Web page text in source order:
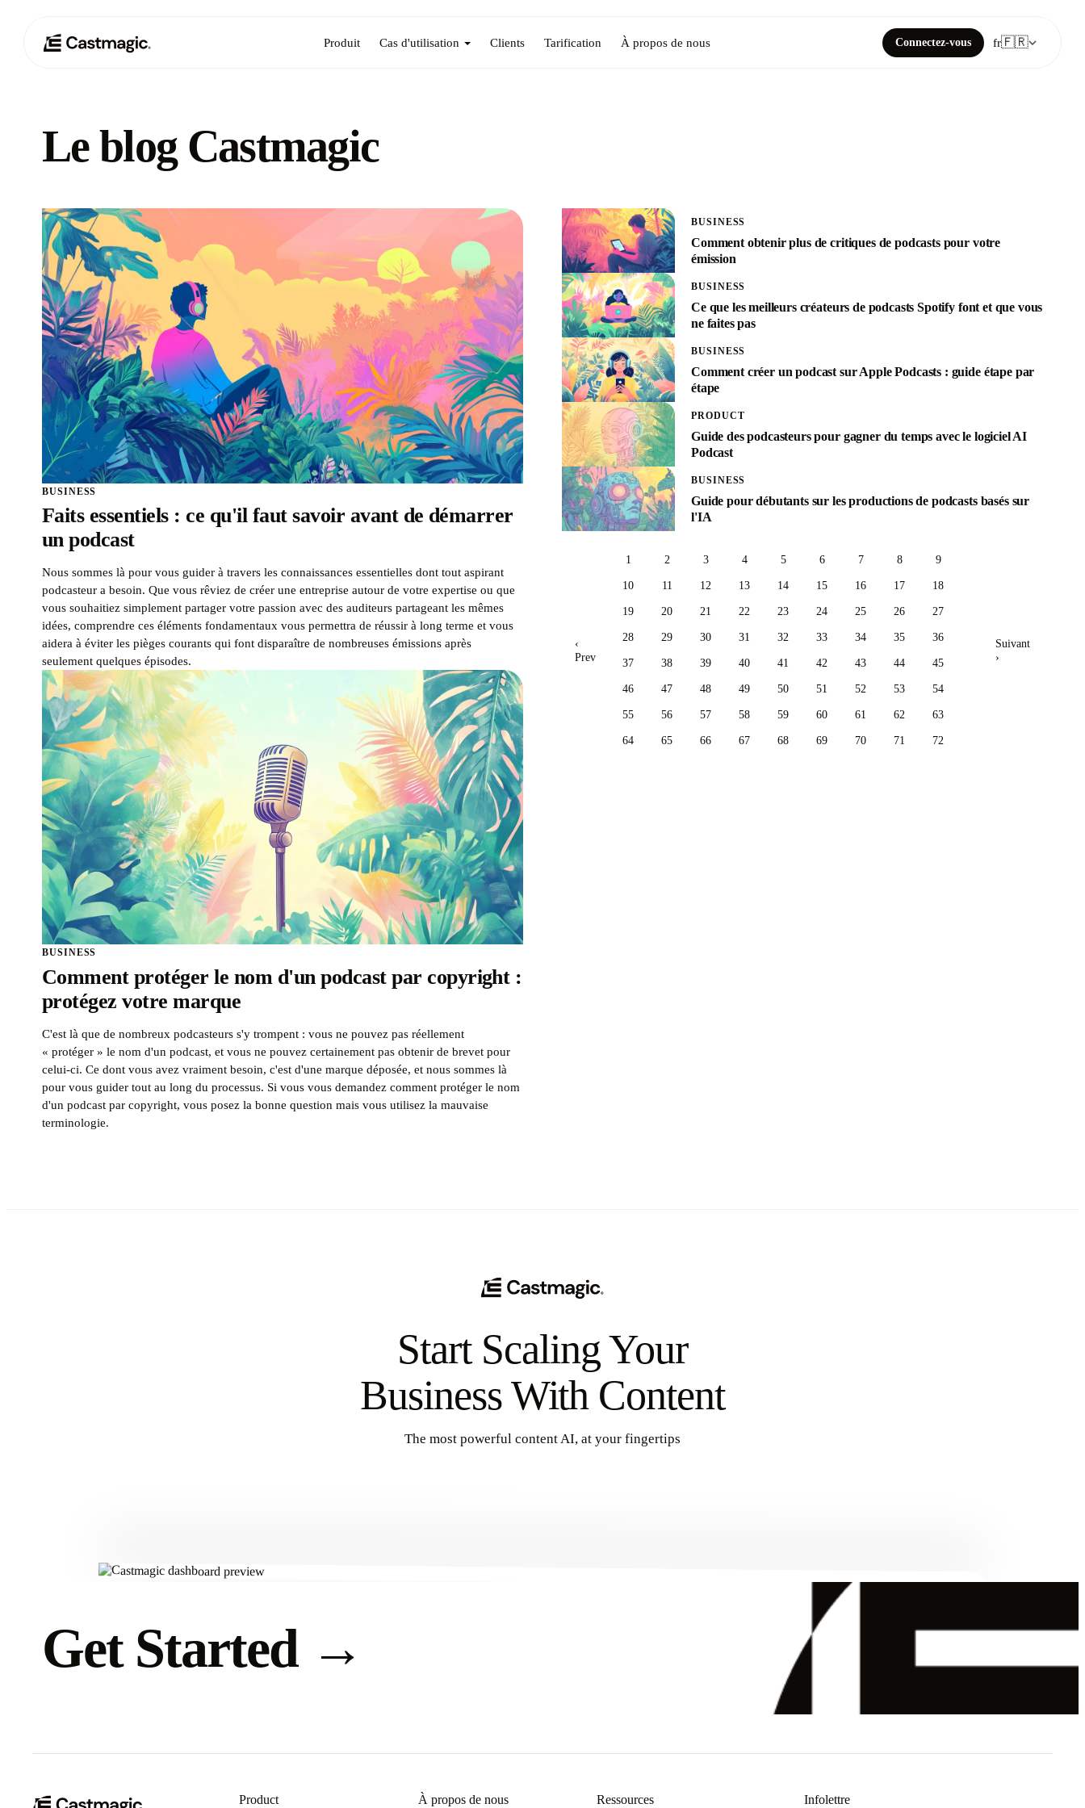
Produit Cas d'utilisation Clients Tarification À propos de nous Connectez-vous fr🇫🇷
Le blog Castmagic
BUSINESS
Faits essentiels : ce qu'il faut savoir avant de démarrer
un podcast
Nous sommes là pour vous guider à travers les connaissances essentielles dont tout aspirant
podcasteur a besoin. Que vous rêviez de créer une entreprise autour de votre expertise ou que
vous souhaitiez simplement partager votre passion avec des auditeurs partageant les mêmes
idées, comprendre ces éléments fondamentaux vous permettra de réussir à long terme et vous
aidera à éviter les pièges courants qui font disparaître de nombreuses émissions après
seulement quelques épisodes.
BUSINESS
Comment protéger le nom d'un podcast par copyright :
protégez votre marque
C'est là que de nombreux podcasteurs s'y trompent : vous ne pouvez pas réellement
« protéger » le nom d'un podcast, et vous ne pouvez certainement pas obtenir de brevet pour
celui-ci. Ce dont vous avez vraiment besoin, c'est d'une marque déposée, et nous sommes là
pour vous guider tout au long du processus. Si vous vous demandez comment protéger le nom
d'un podcast par copyright, vous posez la bonne question mais vous utilisez la mauvaise
terminologie.
BUSINESS
Comment obtenir plus de critiques de podcasts pour votre
émission
BUSINESS
Ce que les meilleurs créateurs de podcasts Spotify font et que vous
ne faites pas
BUSINESS
Comment créer un podcast sur Apple Podcasts : guide étape par
étape
PRODUCT
Guide des podcasteurs pour gagner du temps avec le logiciel AI
Podcast
BUSINESS
Guide pour débutants sur les productions de podcasts basés sur
l'IA
‹
Prev
1 2 3 4 5 6 7 8 9
10 11 12 13 14 15 16 17 18
19 20 21 22 23 24 25 26 27
28 29 30 31 32 33 34 35 36
37 38 39 40 41 42 43 44 45
46 47 48 49 50 51 52 53 54
55 56 57 58 59 60 61 62 63
64 65 66 67 68 69 70 71 72
Suivant
›
Start Scaling Your
Business With Content
The most powerful content AI, at your fingertips
Get Started →
Product À propos de nous Ressources Infolettre